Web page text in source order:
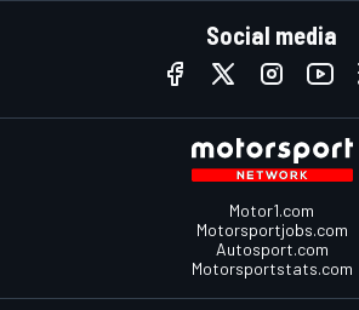
Social media
Motor1.com
Motorsportjobs.com
Autosport.com
Motorsportstats.com